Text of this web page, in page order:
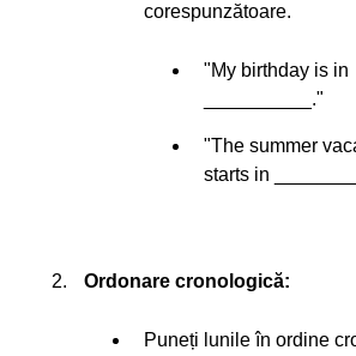
corespunzătoare.
"My birthday is in
__________."
"The summer
starts in
Ordonare cronologică:
Puneți lunile în ordine